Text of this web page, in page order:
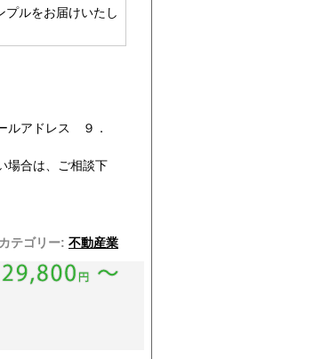
プルをお届けいたし
アドレス ９．
場合は、ご相談下
カテゴリー: 不動産業